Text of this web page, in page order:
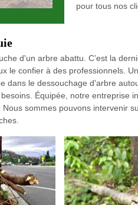
pour tous nos
d'un arbre abattu. C’est la
le confier à des professionnels.
dans le dessouchage d'arbre
Équipée, notre entreprise
sommes pouvons intervenir